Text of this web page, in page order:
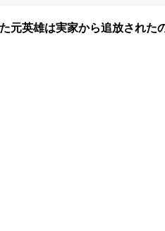
元英雄は実家から追放された